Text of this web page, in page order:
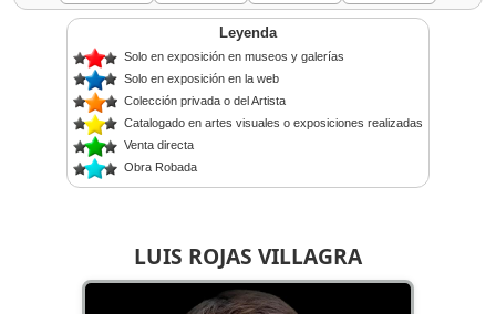
LUIS ROJAS VILLAGRA
Leyenda
Solo en exposición en museos y galerías
Solo en exposición en la web
Colección privada o del Artista
Catalogado en artes visuales o exposiciones realizadas
Venta directa
Obra Robada